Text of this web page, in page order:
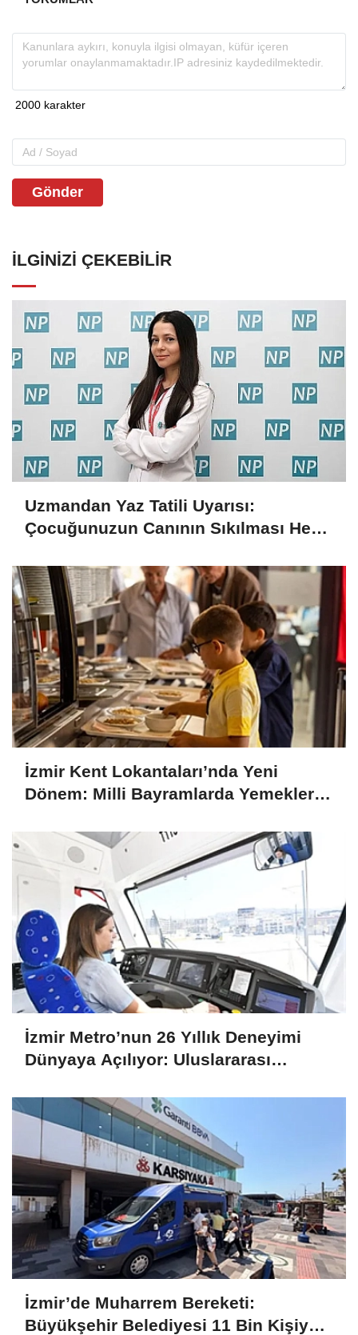
Gönder
İLGINIZI ÇEKEBILIR
Uzmandan Yaz Tatili Uyarısı:
Çocuğunuzun Canının Sıkılması Her
İzmir Kent Lokantaları’nda Yeni
Dönem: Milli Bayramlarda Yemekler
İzmir Metro’nun 26 Yıllık Deneyimi
Dünyaya Açılıyor: Uluslararası
İzmir’de Muharrem Bereketi:
Büyükşehir Belediyesi 11 Bin Kişiye